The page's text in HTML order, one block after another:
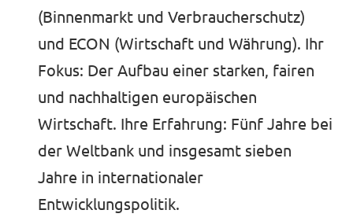
(Binnenmarkt und Verbraucherschutz)
und ECON (Wirtschaft und Währung). Ihr
Fokus: Der Aufbau einer starken, fairen
und nachhaltigen europäischen
Wirtschaft. Ihre Erfahrung: Fünf Jahre bei
der Weltbank und insgesamt sieben
Jahre in internationaler
Entwicklungspolitik.